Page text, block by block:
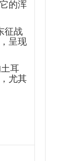
的浑
征战
呈现
耳
尤其